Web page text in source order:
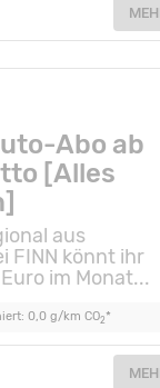
Abo ab
[Alles
aus
FINN könnt ihr
im Monat...
0,0 g/km CO2*